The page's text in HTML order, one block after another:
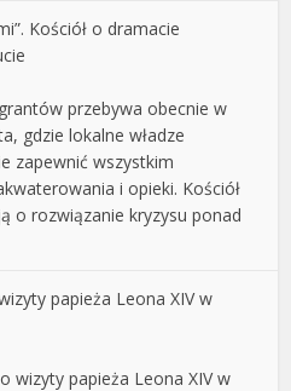
Kościół o dramacie
przebywa obecnie w
gdzie lokalne władze
zapewnić wszystkim
i opieki. Kościół
o rozwiązanie kryzysu ponad
papieża Leona XIV w
wizyty papieża Leona XIV w